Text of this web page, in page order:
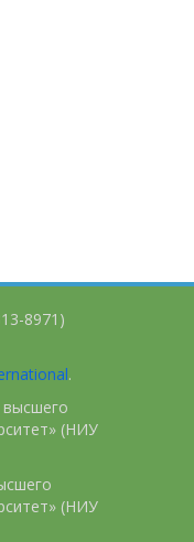
8971)
.
(НИУ
(НИУ